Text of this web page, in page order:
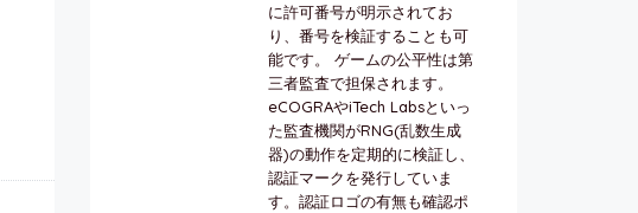
に許可番号が明示されてお
り、番号を検証することも可
能です。 ゲームの公平性は第
三者監査で担保されます。
eCOGRAやiTech Labsといっ
た監査機関がRNG(乱数生成
器)の動作を定期的に検証し、
認証マークを発行していま
す。認証ロゴの有無も確認ポ